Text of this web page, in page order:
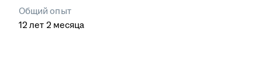
Общий опыт
12 лет 2 месяца